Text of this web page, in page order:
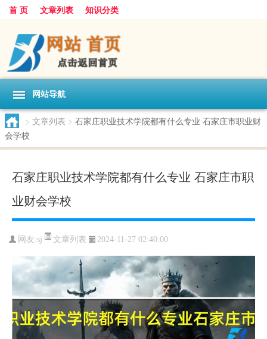
首 页 文章列表 知识分类
网站导航
> 文章列表 > 石家庄职业技术学院都有什么专业 石家庄市职业财
会学校
石家庄职业技术学院都有什么专业 石家庄市职
业财会学校
网友:sj 文章列表 2024-11-27 02:40:00